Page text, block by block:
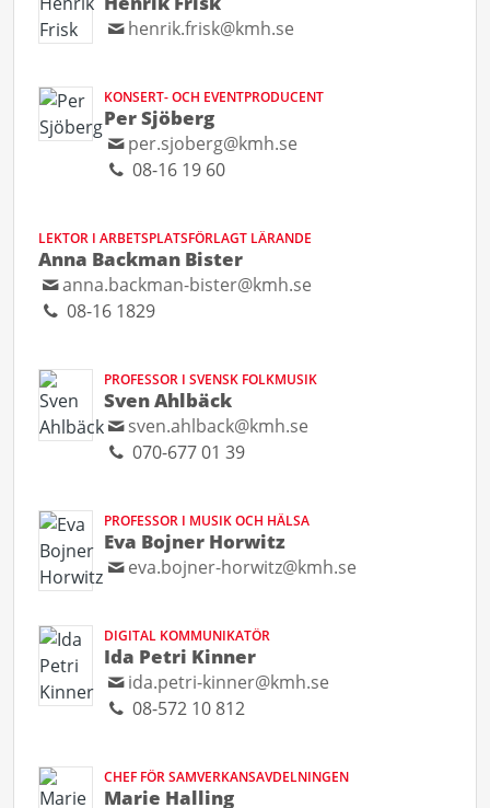
henrik.frisk@kmh.se
KONSERT- OCH EVENTPRODUCENT
Per Sjöberg
per.sjoberg@kmh.se
08-16 19 60
LEKTOR I ARBETSPLATSFÖRLAGT LÄRANDE
Anna Backman Bister
anna.backman-bister@kmh.se
08-16 1829
PROFESSOR I SVENSK FOLKMUSIK
Sven Ahlbäck
sven.ahlback@kmh.se
070-677 01 39
PROFESSOR I MUSIK OCH HÄLSA
Eva Bojner Horwitz
eva.bojner-horwitz@kmh.se
DIGITAL KOMMUNIKATÖR
Ida Petri Kinner
ida.petri-kinner@kmh.se
08-572 10 812
CHEF FÖR SAMVERKANSAVDELNINGEN
Marie Halling